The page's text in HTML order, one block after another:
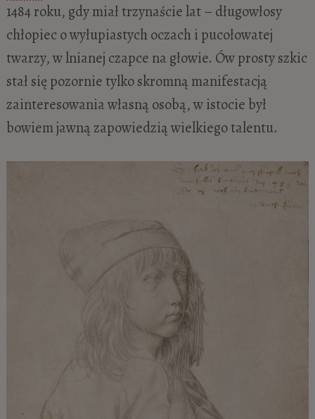
1484 roku, gdy miał trzynaście lat – długowłosy
chłopiec o wyłupiastych oczach i pucołowatej
twarzy, w lnianej czapce na głowie. Ów prosty szkic
stał się pozornie tylko skromną manifestacją
zainteresowania własną osobą, w istocie był
bowiem jawną zapowiedzią wielkiego talentu.